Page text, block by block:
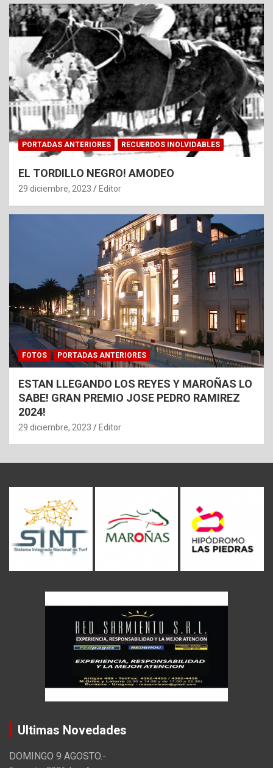
PORTADAS ANTERIORES RECUERDOS INOLVIDABLES
EL TORDILLO NEGRO! AMODEO
29 diciembre, 2023 Editor
FOTOS PORTADAS ANTERIORES
ESTAN LLEGANDO LOS REYES Y MAROÑAS LO
SABE! GRAN PREMIO JOSE PEDRO RAMIREZ
2024!
29 diciembre, 2023 Editor
Ultimas Novedades
DOMINGO 9 AGOSTO.-